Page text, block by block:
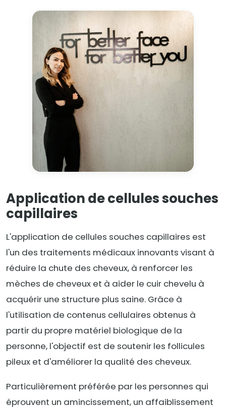
Application de cellules souches
capillaires
L'application de cellules souches capillaires est
l'un des traitements médicaux innovants visant à
réduire la chute des cheveux, à renforcer les
mèches de cheveux et à aider le cuir chevelu à
acquérir une structure plus saine. Grâce à
l'utilisation de contenus cellulaires obtenus à
partir du propre matériel biologique de la
personne, l'objectif est de soutenir les follicules
pileux et d'améliorer la qualité des cheveux.
Particulièrement préférée par les personnes qui
éprouvent un amincissement, un affaiblissement